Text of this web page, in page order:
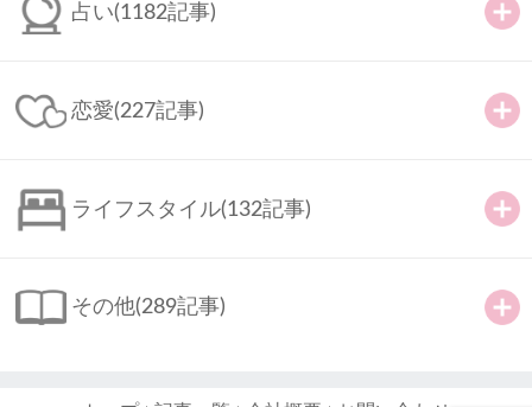
占い(1182記事)
恋愛(227記事)
ライフスタイル(132記事)
その他(289記事)